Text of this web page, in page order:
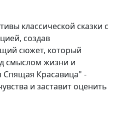
классической сказки с
создав
сюжет, который
смыслом жизни и
Красавица" -
и заставит оценить